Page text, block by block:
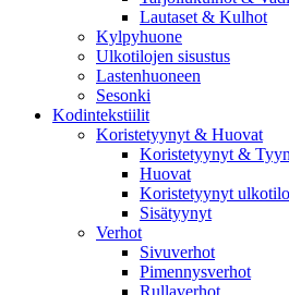
Lautaset & Kulhot
Kylpyhuone
Ulkotilojen sisustus
Lastenhuoneen
Sesonki
Kodintekstiilit
Koristetyynyt & Huovat
Koristetyynyt &
Huovat
Koristetyynyt
Sisätyynyt
Verhot
Sivuverhot
Pimennysverhot
Rullaverhot